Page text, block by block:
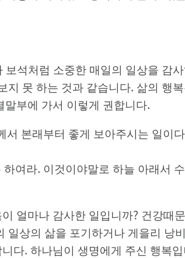
석처럼 소중한 매일의 일상을 감
못 하는 것과 같습니다. 삶의 행
부에 가서 이렇게 권합니다.
본래부터 좋게 보아주시는 일이
여라. 이것이야말로 하늘 아래서
얼마나 감사한 일입니까? 건강때
상의 삶을 포기하거나 게을리 낭
다. 하나님이 생명에게 주신 행복